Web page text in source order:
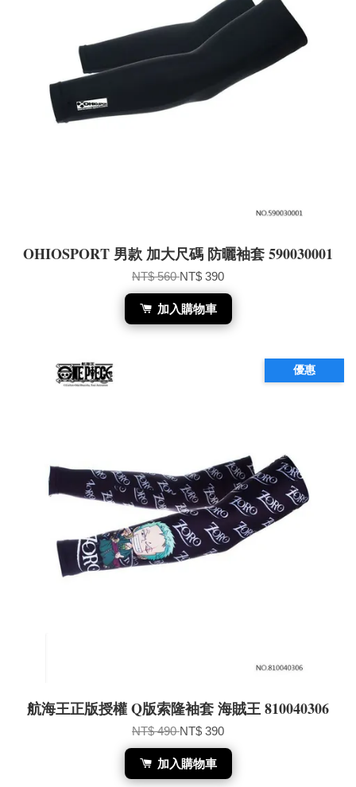
OHIOSPORT 男款 加大尺碼 防曬袖套 590030001
NT$ 560NT$ 390
加入購物車
優惠
航海王正版授權 Q版索隆袖套 海賊王 810040306
NT$ 490NT$ 390
加入購物車